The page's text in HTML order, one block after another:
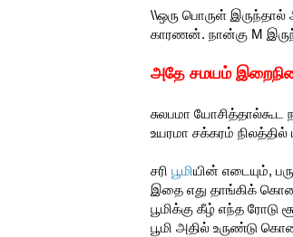
\\ஒரு பொருள்
காரணன். நான்கு M
அதே சமயம்
சுலபமா யோசித்தால்கூட
உயரமா சக்கரம்
சரி பூமியின் எடையும்,
இதை எது தாங்கிக்
பூமிக்கு கீழ் எந்த ரோடு
பூமி அதில் உருண்டு